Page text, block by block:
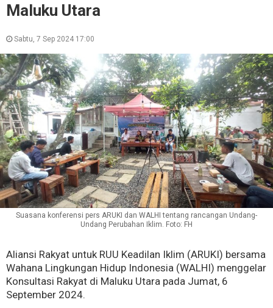
Maluku Utara
Sabtu, 7 Sep 2024 17:00
Suasana konferensi pers ARUKI dan WALHI tentang rancangan Undang-
Undang Perubahan Iklim. Foto: FH
Aliansi Rakyat untuk RUU Keadilan Iklim (ARUKI) bersama
Wahana Lingkungan Hidup Indonesia (WALHI) menggelar
Konsultasi Rakyat di Maluku Utara pada Jumat, 6
September 2024.